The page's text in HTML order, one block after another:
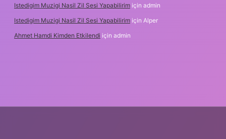
Istedigim Muzigi Nasil Zil Sesi Yapabilirim için admin
Istedigim Muzigi Nasil Zil Sesi Yapabilirim için Alper
Ahmet Hamdi Kimden Etkilendi için admin